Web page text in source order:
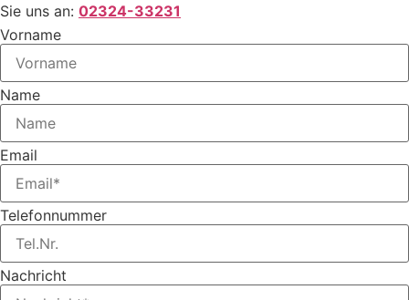
Sie uns an: 02324-33231
Vorname
Name
Email
Telefonnummer
Nachricht